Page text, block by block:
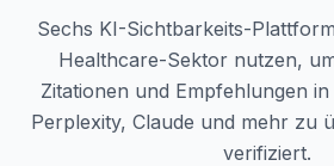
Sechs KI-Sichtbarkeits-
Healthcare-Sektor nutzen,
Zitationen und Empfehlungen in
Perplexity, Claude und mehr zu
verifiziert.